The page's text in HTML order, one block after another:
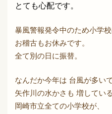
とても心配です。
暴風警報発令中のため小学校
お稽古もお休みです。
全て別の日に振替。
なんだか今年は 台風が多いで
矢作川の水かさも 増してい
岡崎市立全ての小学校が、